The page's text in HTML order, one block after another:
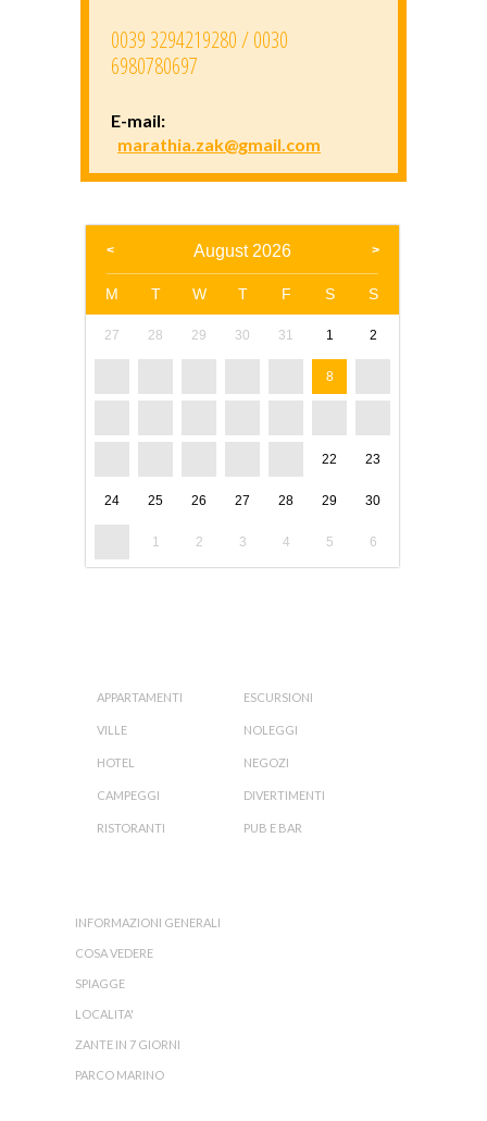
0039 3294219280 / 0030
6980780697
E-mail:
marathia.zak@gmail.com
August 2026
M T W T F S S
27 28 29 30 31 1 2
8
22 23
24 25 26 27 28 29 30
1 2 3 4 5 6
APPARTAMENTI ESCURSIONI
VILLE NOLEGGI
HOTEL NEGOZI
CAMPEGGI DIVERTIMENTI
RISTORANTI PUB E BAR
INFORMAZIONI GENERALI
COSA VEDERE
SPIAGGE
LOCALITA'
ZANTE IN 7 GIORNI
PARCO MARINO